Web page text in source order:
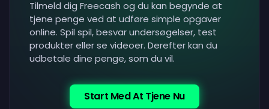
Tilmeld dig Freecash og du kan begynde at
tjene penge ved at udføre simple opgaver
online. Spil spil, besvar undersøgelser, test
produkter eller se videoer. Derefter kan du
udbetale dine penge, som du vil.
Start Med At Tjene Nu